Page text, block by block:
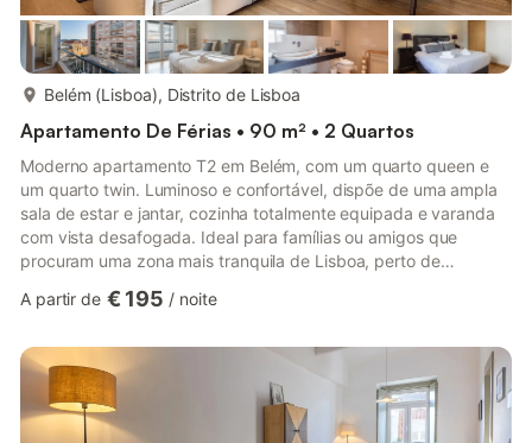
Belém (Lisboa), Distrito de Lisboa
Apartamento De Férias • 90 m² • 2 Quartos
Moderno apartamento T2 em Belém, com um quarto queen e
um quarto twin. Luminoso e confortável, dispõe de uma ampla
sala de estar e jantar, cozinha totalmente equipada e varanda
com vista desafogada. Ideal para famílias ou amigos que
procuram uma zona mais tranquila de Lisboa, perto de
culturais. Este acolhedor apartamento T2, situado na Baixa de
Ampla e luminosa, com sofá-cama, TV e ambiente relaxante —
perfeita para descansar ao final do dia. Quarto 1: Cama de
casal, janela...
A partir de € 195 / noite